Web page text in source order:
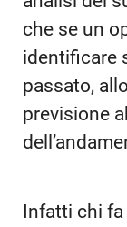
che se un
identificare
passato,
previsione
Infatti chi